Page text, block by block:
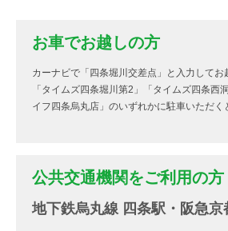
お車でお越しの方
カーナビで「四条堀川交差点」と入力してお
「タイムズ四条堀川第2」「タイムズ四条西
イフ四条烏丸店」のいずれかに駐車いただく
公共交通機関をご利用の方
地下鉄烏丸線 四条駅・阪急京